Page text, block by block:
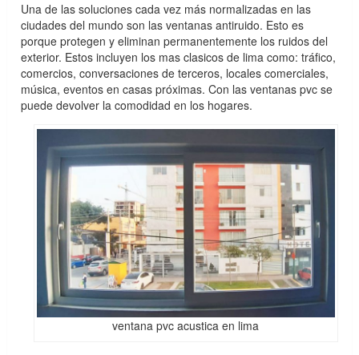
Una de las soluciones cada vez más normalizadas en las
ciudades del mundo son las ventanas antiruido. Esto es
porque protegen y eliminan permanentemente los ruidos del
exterior. Estos incluyen los mas clasicos de lima como: tráfico,
comercios, conversaciones de terceros, locales comerciales,
música, eventos en casas próximas. Con las ventanas pvc se
puede devolver la comodidad en los hogares.
ventana pvc acustica en lima